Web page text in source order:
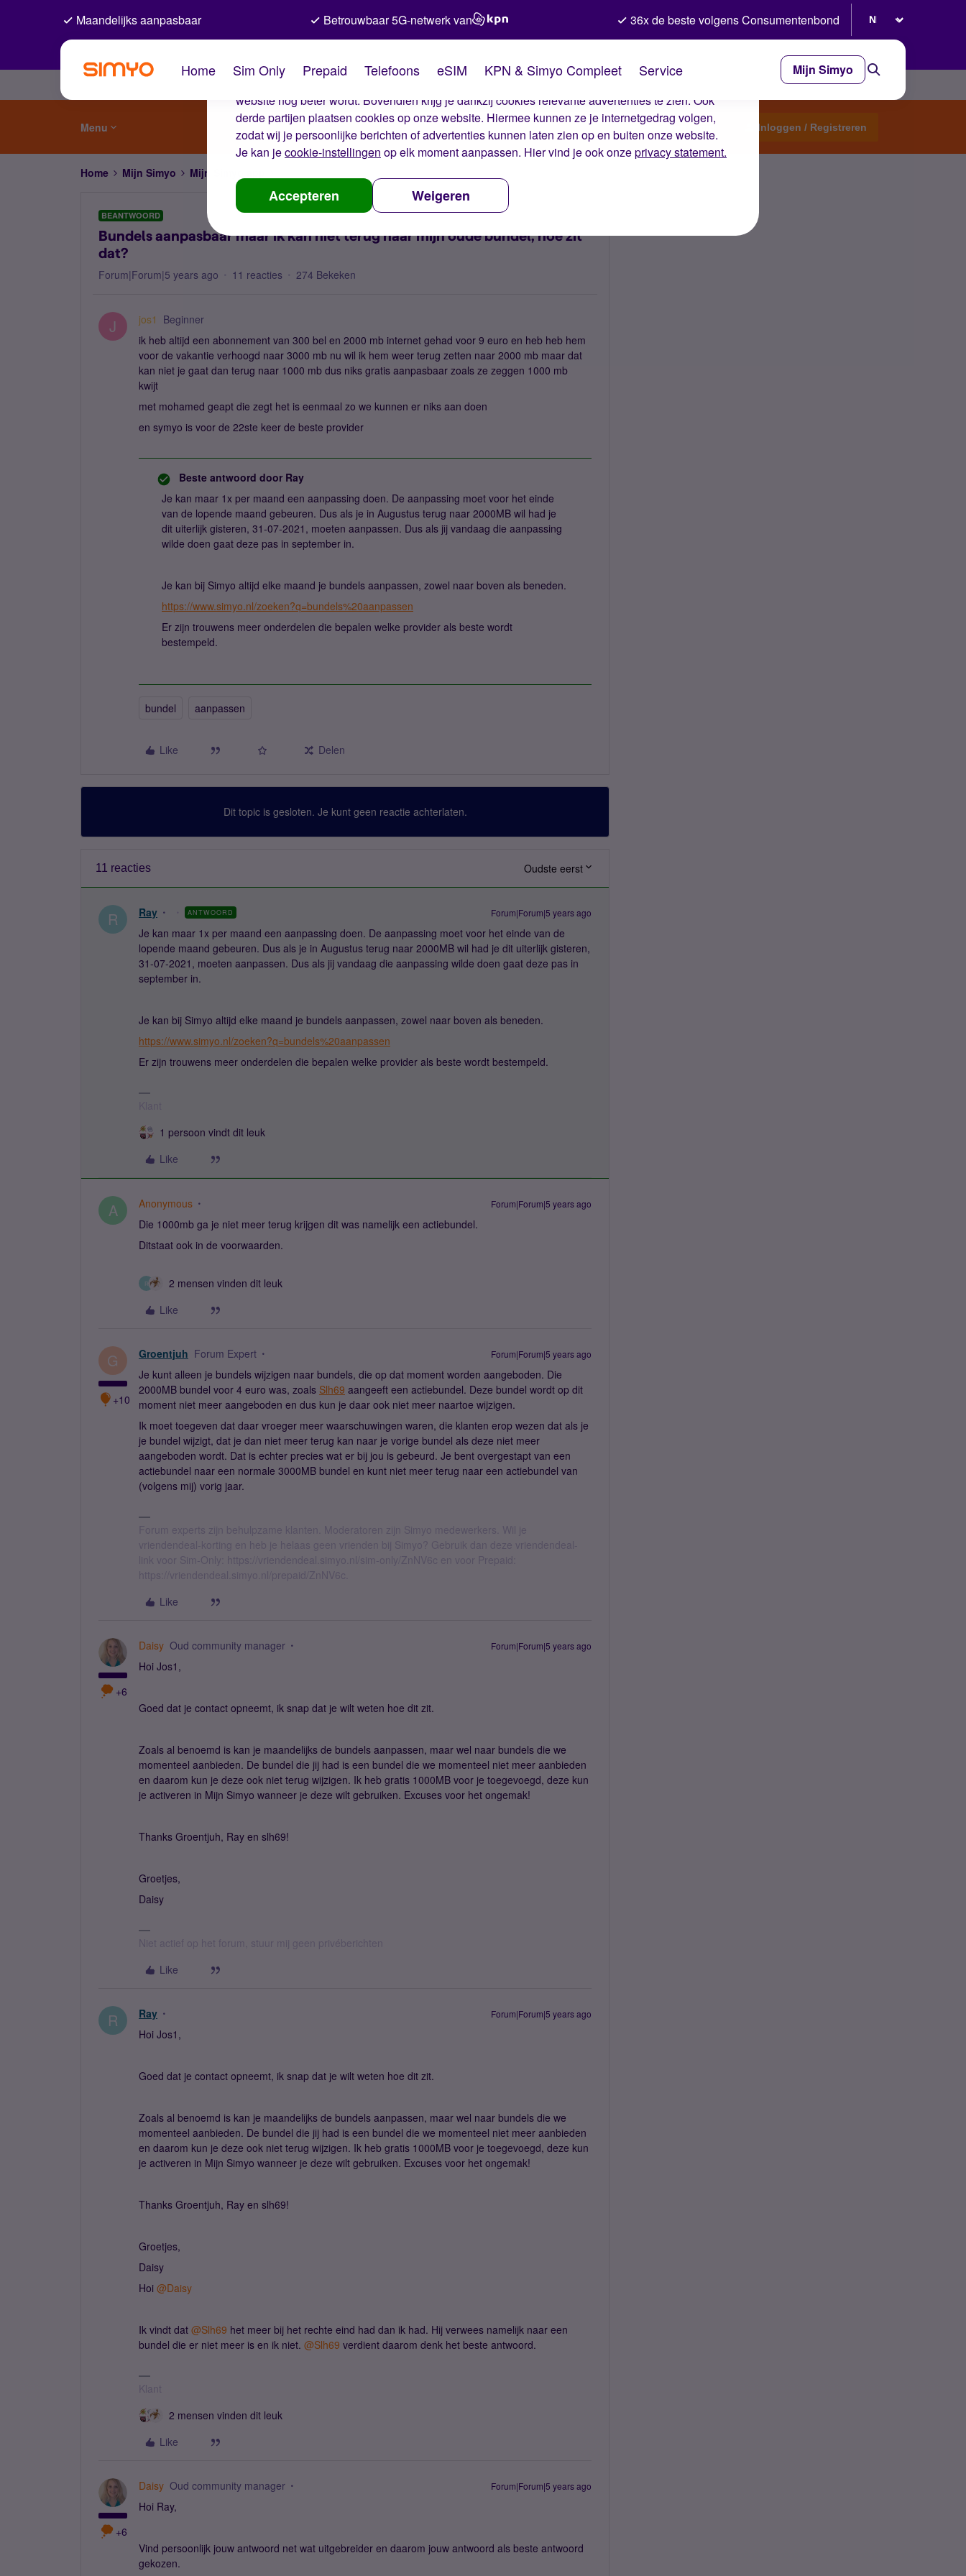
De cookies van Simyo
Wij gebruiken cookies op onze website. Met deze cookies zorgen wij ervoor dat je ervaring op de
website nog beter wordt. Bovendien krijg je dankzij cookies relevante advertenties te zien. Ook
derde partijen plaatsen cookies op onze website. Hiermee kunnen ze je internetgedrag volgen,
zodat wij je persoonlijke berichten of advertenties kunnen laten zien op en buiten onze website.
Je kan jecookie-instellingen op elk moment aanpassen. Hier vind je ook onzeprivacy statement.
Accepteren Weigeren
Maandelijks aanpasbaar Betrouwbaar 5G-netwerk van 36x de beste volgens Consumentenbond
Home Sim Only Prepaid Telefoons eSIM KPN & Simyo Compleet Service Mijn Simyo
Menu Start een topic Inloggen / Registreren
Home Mijn Simyo Mijn Simyo app
BEANTWOORD
Bundels aanpasbaar maar ik kan niet terug naar mijn oude bundel, hoe zit
dat?
Forum|Forum|5 years ago 11 reacties 274 Bekeken
J jos1 Beginner
ik heb altijd een abonnement van 300 bel en 2000 mb internet gehad voor 9 euro en heb heb hem
voor de vakantie verhoogd naar 3000 mb nu wil ik hem weer terug zetten naar 2000 mb maar dat
kan niet je gaat dan terug naar 1000 mb dus niks gratis aanpasbaar zoals ze zeggen 1000 mb
kwijt
met mohamed geapt die zegt het is eenmaal zo we kunnen er niks aan doen
en symyo is voor de 22ste keer de beste provider
Beste antwoord door Ray
Je kan maar 1x per maand een aanpassing doen. De aanpassing moet voor het einde
van de lopende maand gebeuren. Dus als je in Augustus terug naar 2000MB wil had je
dit uiterlijk gisteren, 31-07-2021, moeten aanpassen. Dus als jij vandaag die aanpassing
wilde doen gaat deze pas in september in.
Je kan bij Simyo altijd elke maand je bundels aanpassen, zowel naar boven als beneden.
https://www.simyo.nl/zoeken?q=bundels%20aanpassen
Er zijn trouwens meer onderdelen die bepalen welke provider als beste wordt
bestempeld.
bundel aanpassen
Like Delen
Dit topic is gesloten. Je kunt geen reactie achterlaten.
11 reacties Oudste eerst
R Ray ANTWOORD Forum|Forum|5 years ago
Je kan maar 1x per maand een aanpassing doen. De aanpassing moet voor het einde van de
lopende maand gebeuren. Dus als je in Augustus terug naar 2000MB wil had je dit uiterlijk gisteren,
31-07-2021, moeten aanpassen. Dus als jij vandaag die aanpassing wilde doen gaat deze pas in
september in.
Je kan bij Simyo altijd elke maand je bundels aanpassen, zowel naar boven als beneden.
https://www.simyo.nl/zoeken?q=bundels%20aanpassen
Er zijn trouwens meer onderdelen die bepalen welke provider als beste wordt bestempeld.
1 persoon vindt dit leuk
Like
A Anonymous Forum|Forum|5 years ago
Die 1000mb ga je niet meer terug krijgen dit was namelijk een actiebundel.
Ditstaat ook in de voorwaarden.
R
2 mensen vinden dit leuk
Like
G
+10
Groentjuh Forum Expert Forum|Forum|5 years ago
Je kunt alleen je bundels wijzigen naar bundels, die op dat moment worden aangeboden. Die
2000MB bundel voor 4 euro was, zoals Slh69 aangeeft een actiebundel. Deze bundel wordt op dit
moment niet meer aangeboden en dus kun je daar ook niet meer naartoe wijzigen.
Ik moet toegeven dat daar vroeger meer waarschuwingen waren, die klanten erop wezen dat als je
je bundel wijzigt, dat je dan niet meer terug kan naar je vorige bundel als deze niet meer
aangeboden wordt. Dat is echter precies wat er bij jou is gebeurd. Je bent overgestapt van een
actiebundel naar een normale 3000MB bundel en kunt niet meer terug naar een actiebundel van
(volgens mij) vorig jaar.
Forum experts zijn behulpzame klanten. Moderatoren zijn Simyo medewerkers. Wil je
vriendendeal-korting en heb je helaas geen vrienden bij Simyo? Gebruik dan deze vriendendeal-
link voor Sim-Only: https://vriendendeal.simyo.nl/sim-only/ZnNV6c en voor Prepaid:
https://vriendendeal.simyo.nl/prepaid/ZnNV6c.
Like
+6
Daisy Oud community manager Forum|Forum|5 years ago
Hoi Jos1,
Goed dat je contact opneemt, ik snap dat je wilt weten hoe dit zit.
Zoals al benoemd is kan je maandelijks de bundels aanpassen, maar wel naar bundels die we
momenteel aanbieden. De bundel die jij had is een bundel die we momenteel niet meer aanbieden
en daarom kun je deze ook niet terug wijzigen. Ik heb gratis 1000MB voor je toegevoegd, deze kun
je activeren in Mijn Simyo wanneer je deze wilt gebruiken. Excuses voor het ongemak!
Thanks Groentjuh, Ray en slh69!
Groetjes,
Daisy
Niet actief op het forum, stuur mij geen privéberichten
Like
R Ray Forum|Forum|5 years ago
Hoi Jos1,
Goed dat je contact opneemt, ik snap dat je wilt weten hoe dit zit.
Zoals al benoemd is kan je maandelijks de bundels aanpassen, maar wel naar bundels die we
momenteel aanbieden. De bundel die jij had is een bundel die we momenteel niet meer aanbieden
en daarom kun je deze ook niet terug wijzigen. Ik heb gratis 1000MB voor je toegevoegd, deze kun
je activeren in Mijn Simyo wanneer je deze wilt gebruiken. Excuses voor het ongemak!
Thanks Groentjuh, Ray en slh69!
Groetjes,
Daisy
Hoi @Daisy
Ik vindt dat @Slh69 het meer bij het rechte eind had dan ik had. Hij verwees namelijk naar een
bundel die er niet meer is en ik niet. @Slh69 verdient daarom denk het beste antwoord.
Klant
2 mensen vinden dit leuk
Like
+6
Daisy Oud community manager Forum|Forum|5 years ago
Hoi Ray,
Vind persoonlijk jouw antwoord net wat uitgebreider en daarom jouw antwoord als beste antwoord
gekozen.